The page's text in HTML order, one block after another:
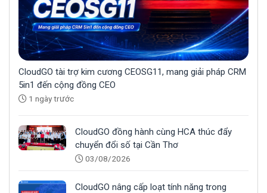
CloudGO tài trợ kim cương CEOSG11, mang giải pháp CRM
5in1 đến cộng đồng CEO
1 ngày trước
CloudGO đồng hành cùng HCA thúc đẩy
chuyển đổi số tại Cần Thơ
03/08/2026
CloudGO nâng cấp loạt tính năng trong